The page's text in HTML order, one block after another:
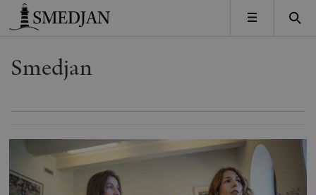
Timbro
MENY
Smedjan